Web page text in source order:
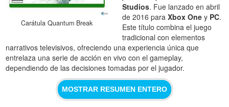
Carátula Quantum Break
Studios. Fue lanzado en abril
de 2016 paraXbox One y PC.
Este título combina el juego
tradicional con elementos
narrativos televisivos, ofreciendo una experiencia única que
entrelaza una serie de acción en vivo con el gameplay,
dependiendo de las decisiones tomadas por el jugador.
MOSTRAR RESUMEN ENTERO